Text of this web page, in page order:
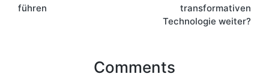
führen
transformativen
Technologie weiter?
Comments